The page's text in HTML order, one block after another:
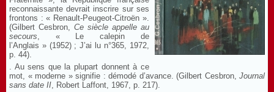
reconnaissante devrait inscrire sur ses
frontons : « Renault-Peugeot-Citroën ».
(Gilbert Cesbron, Ce siècle appelle au
secours, « Le calepin de
l’Anglais » (1952) ; J’ai lu n°365, 1972,
p. 44).
. Au sens que la plupart donnent à ce
mot, « moderne » signifie : démodé d’avance. (Gilbert Cesbron, Journal
sans date II, Robert Laffont, 1967, p. 217).